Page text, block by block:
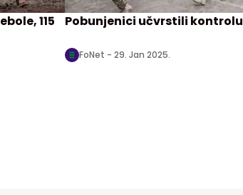
115
Pobunjenici učvrstili kontrolu
FoNet - 29. Jan 2025.